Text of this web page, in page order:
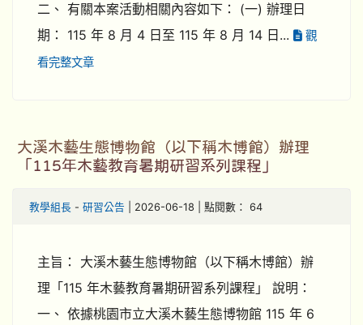
二、 有關本案活動相關內容如下： (一) 辦理日
期： 115 年 8 月 4 日至 115 年 8 月 14 日...
觀
看完整文章
大溪木藝生態博物館（以下稱木博館）辦理
「115年木藝教育暑期研習系列課程」
教學組長 - 研習公告 | 2026-06-18 | 點閱數： 64
主旨： 大溪木藝生態博物館（以下稱木博館）辦
理「115 年木藝教育暑期研習系列課程」 說明：
一、 依據桃園市立大溪木藝生態博物館 115 年 6